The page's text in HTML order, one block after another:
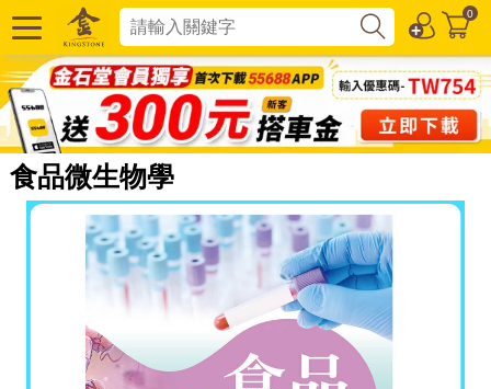
0
食品微生物學